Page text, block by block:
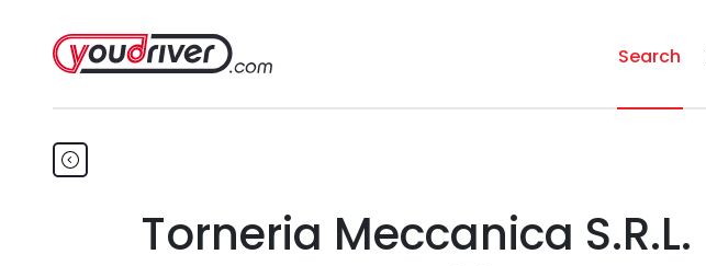
Search
Torneria Meccanica S.R.L.